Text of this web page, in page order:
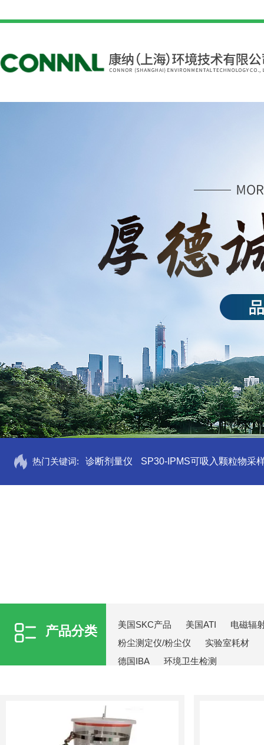
热门关键词: 诊断剂量仪 SP30-IPMS可吸入颗粒物采
产品分类 美国SKC产品 美国ATI
电磁辐
粉尘测定仪/粉尘仪
实验室耗材
德国IBA
环境卫生检测